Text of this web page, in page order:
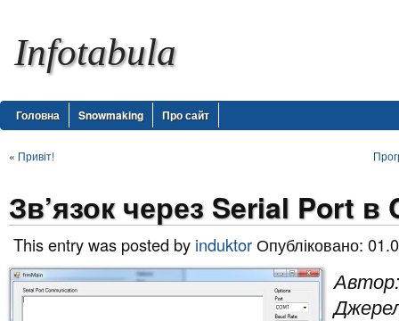
Infotabula
Головна Snowmaking Про сайт
« Привіт!
Зв’язок через Serial Port в
This entry was posted by induktorОпубліковано: